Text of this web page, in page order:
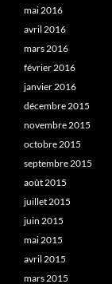
mai 2016
avril 2016
mars 2016
février 2016
janvier 2016
décembre 2015
novembre 2015
octobre 2015
septembre 2015
août 2015
juillet 2015
juin 2015
mai 2015
avril 2015
mars 2015